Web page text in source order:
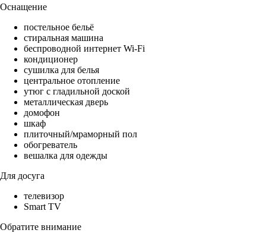
Оснащение
постельное бельё
стиральная машина
беспроводной интернет Wi-Fi
кондиционер
сушилка для белья
центральное отопление
утюг с гладильной доской
металлическая дверь
домофон
шкаф
плиточный/мраморный пол
обогреватель
вешалка для одежды
Для досуга
телевизор
Smart TV
Обратите внимание